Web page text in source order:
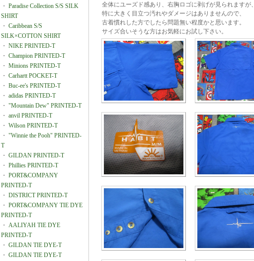
・ Paradise Collection S/S SILK
SHIRT
・ Caribbean S/S
SILK×COTTON SHIRT
・ NIKE PRINTED-T
・ Champion PRINTED-T
・ Minions PRINTED-T
・ Carhartt POCKET-T
・ Buc-ee's PRINTED-T
・ adidas PRINTED-T
・ "Mountain Dew" PRINTED-T
・ anvil PRINTED-T
・ Wilson PRINTED-T
・ "Winnie the Pooh" PRINTED-
T
・ GILDAN PRINTED-T
・ Phillies PRINTED-T
・ PORT&COMPANY
PRINTED-T
・ DISTRICT PRINTED-T
・ PORT&COMPANY TIE DYE
PRINTED-T
・ AALIYAH TIE DYE
PRINTED-T
・ GILDAN TIE DYE-T
・ GILDAN TIE DYE-T
全体にユーズド感あり、右胸ロゴに剥げが見られますが、
特に大きく目立つ汚れやダメージはありませんので、
古着慣れした方でしたら問題無い程度かと思います。
サイズ合いそうな方はお気軽にお試し下さい。